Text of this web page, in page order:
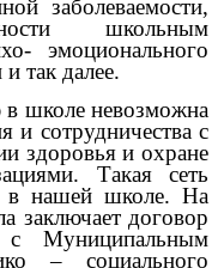
заболеваемости,
школьным
эмоционального
так далее.
в школе невозможна
и сотрудничества с
здоровья и охране
Такая сеть
в нашей школе. На
заключает договор
с Муниципальным
– социального